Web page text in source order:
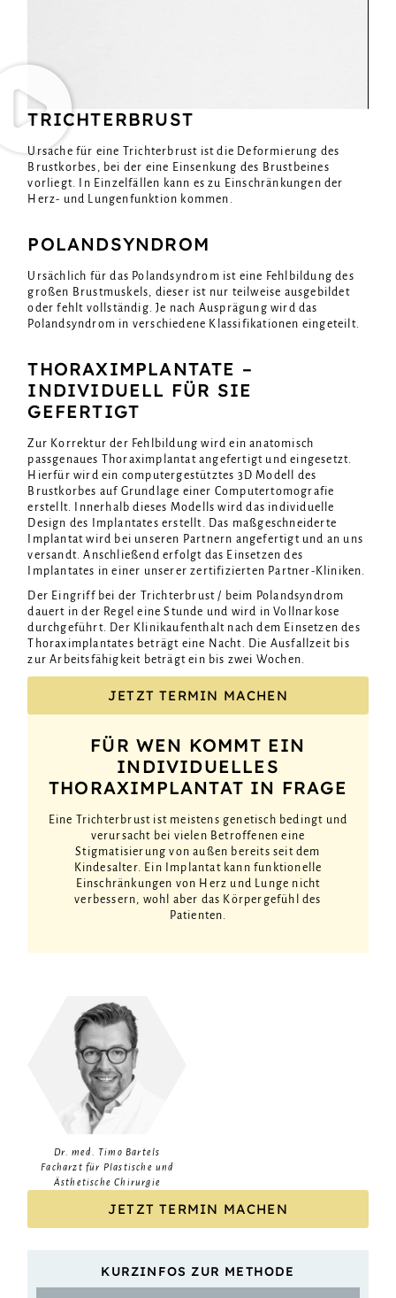
TRICHTERBRUST
Ursache für eine Trichterbrust ist die Deformierung des
Brustkorbes, bei der eine Einsenkung des Brustbeines
vorliegt. In Einzelfällen kann es zu Einschränkungen der
Herz- und Lungenfunktion kommen.
POLANDSYNDROM
Ursächlich für das Polandsyndrom ist eine Fehlbildung des
großen Brustmuskels, dieser ist nur teilweise ausgebildet
oder fehlt vollständig. Je nach Ausprägung wird das
Polandsyndrom in verschiedene Klassifikationen eingeteilt.
THORAXIMPLANTATE –
INDIVIDUELL FÜR SIE
GEFERTIGT
Zur Korrektur der Fehlbildung wird ein anatomisch
passgenaues Thoraximplantat angefertigt und eingesetzt.
Hierfür wird ein computergestütztes 3D Modell des
Brustkorbes auf Grundlage einer Computertomografie
erstellt. Innerhalb dieses Modells wird das individuelle
Design des Implantates erstellt. Das maßgeschneiderte
Implantat wird bei unseren Partnern angefertigt und an uns
versandt. Anschließend erfolgt das Einsetzen des
Implantates in einer unserer zertifizierten Partner-Kliniken.
Der Eingriff bei der Trichterbrust / beim Polandsyndrom
dauert in der Regel eine Stunde und wird in Vollnarkose
durchgeführt. Der Klinikaufenthalt nach dem Einsetzen des
Thoraximplantates beträgt eine Nacht. Die Ausfallzeit bis
zur Arbeitsfähigkeit beträgt ein bis zwei Wochen.
JETZT TERMIN MACHEN
FÜR WEN KOMMT EIN
INDIVIDUELLES
THORAXIMPLANTAT IN FRAGE
Eine Trichterbrust ist meistens genetisch bedingt und
verursacht bei vielen Betroffenen eine
Stigmatisierung von außen bereits seit dem
Kindesalter. Ein Implantat kann funktionelle
Einschränkungen von Herz und Lunge nicht
verbessern, wohl aber das Körpergefühl des
Patienten.
Dr. med. Timo Bartels
Facharzt für Plastische und
Ästhetische Chirurgie
JETZT TERMIN MACHEN
KURZINFOS ZUR METHODE